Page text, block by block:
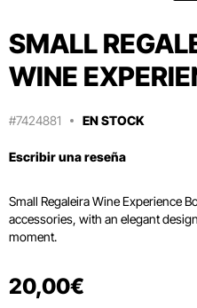
SMALL
WINE
#7424881 EN STOCK
Escribir una reseña
Small Regaleira Wine Experience
accessories, with an elegant
moment.
20,00€